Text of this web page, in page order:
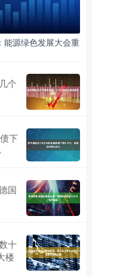
能源绿色发展大会重
个
下
国
十
楼